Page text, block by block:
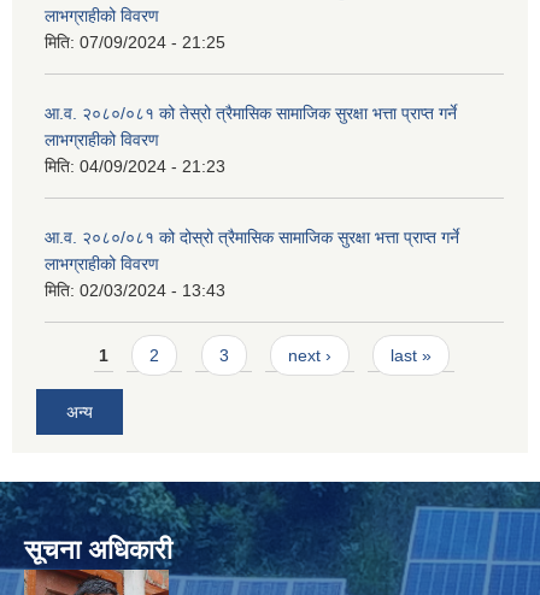
लाभग्राहीको विवरण
मिति: 07/09/2024 - 21:25
आ.व. २०८०/०८१ को तेस्रो त्रैमासिक सामाजिक सुरक्षा भत्ता प्राप्त गर्ने
लाभग्राहीको विवरण
मिति: 04/09/2024 - 21:23
आ.व. २०८०/०८१ को दोस्रो त्रैमासिक सामाजिक सुरक्षा भत्ता प्राप्त गर्ने
लाभग्राहीको विवरण
मिति: 02/03/2024 - 13:43
Pages
1 2 3 next › last »
अन्य
सूचना अधिकारी